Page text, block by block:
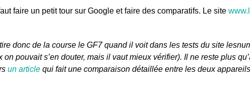
faire un petit tour sur Google et faire des comparatifs. Le site
donc de la course le GF7 quand il voit dans les tests du site
pouvait s’en douter, mais il vaut mieux vérifier). Il ne reste plus
un article qui fait une comparaison détaillée entre les deux